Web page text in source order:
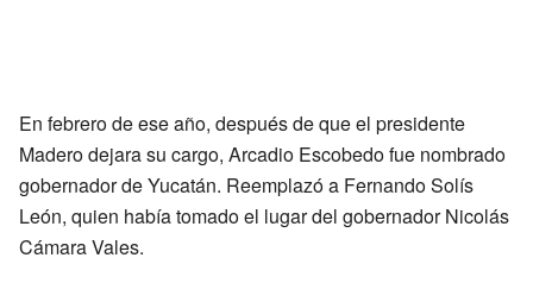
En febrero de ese año, después de que el presidente
Madero dejara su cargo, Arcadio Escobedo fue nombrado
gobernador de Yucatán. Reemplazó a Fernando Solís
León, quien había tomado el lugar del gobernador Nicolás
Cámara Vales.